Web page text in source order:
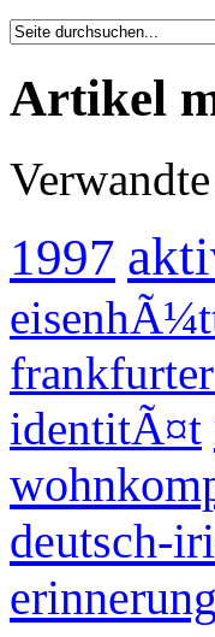
Artikel
1997
identitÃ¤t
deutsch-
erinnerung